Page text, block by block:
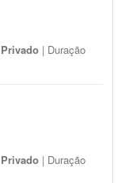
Privado | Duração
Privado | Duração